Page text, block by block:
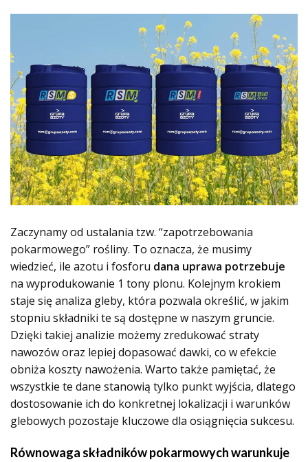
Zaczynamy od ustalania tzw. “zapotrzebowania
pokarmowego” rośliny. To oznacza, że musimy
wiedzieć, ile azotu i fosforu dana uprawa potrzebuje
na wyprodukowanie 1 tony plonu. Kolejnym krokiem
staje się analiza gleby, która pozwala określić, w jakim
stopniu składniki te są dostępne w naszym gruncie.
Dzięki takiej analizie możemy zredukować straty
nawozów oraz lepiej dopasować dawki, co w efekcie
obniża koszty nawożenia. Warto także pamiętać, że
wszystkie te dane stanowią tylko punkt wyjścia, dlatego
dostosowanie ich do konkretnej lokalizacji i warunków
glebowych pozostaje kluczowe dla osiągnięcia sukcesu.
Równowaga składników pokarmowych warunkuje